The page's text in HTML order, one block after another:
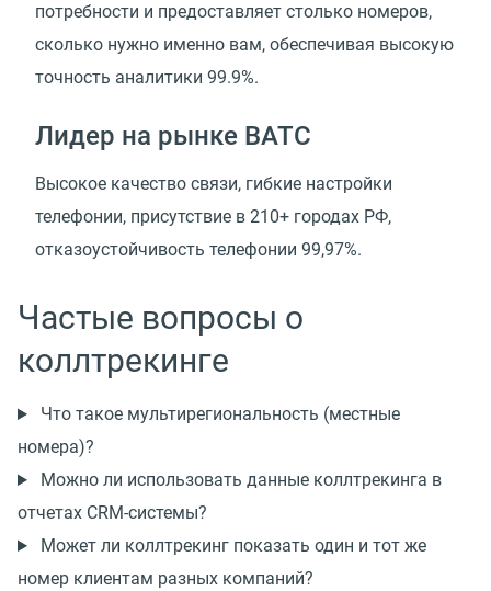
потребности и предоставляет столько номеров,
сколько нужно именно вам, обеспечивая высокую
точность аналитики 99.9%.
Лидер на рынке ВАТС
Высокое качество связи, гибкие настройки
телефонии, присутствие в 210+ городах РФ,
отказоустойчивость телефонии 99,97%.
Частые вопросы о
коллтрекинге
Что такое мультирегиональность (местные
номера)?
Можно ли использовать данные коллтрекинга в
отчетах CRM-системы?
Может ли коллтрекинг показать один и тот же
номер клиентам разных компаний?